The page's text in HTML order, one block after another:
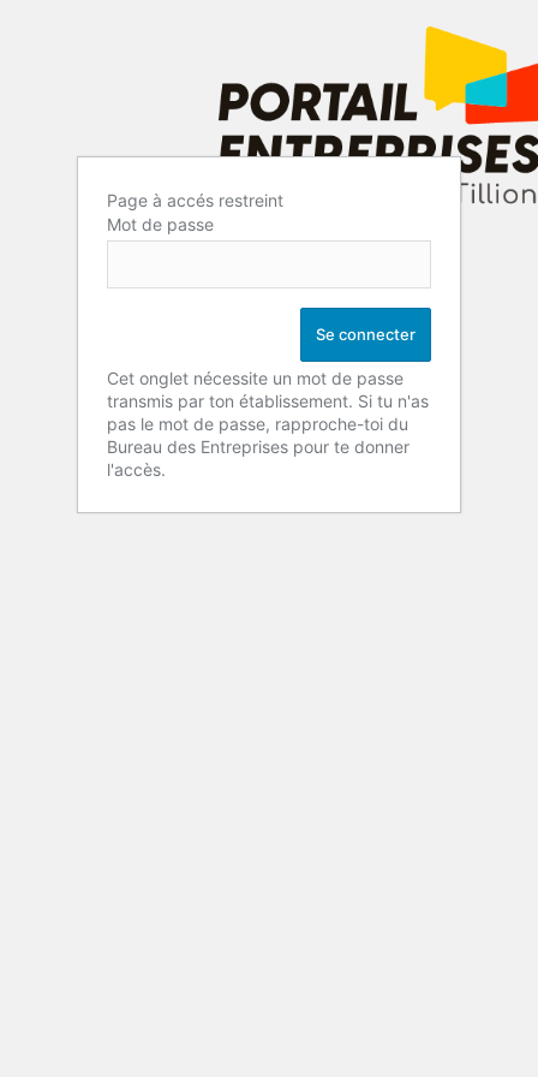
Page à accés restreint
Mot de passe
Cet onglet nécessite un mot de passe
transmis par ton établissement. Si tu n'as
pas le mot de passe, rapproche-toi du
Bureau des Entreprises pour te donner
l'accès.